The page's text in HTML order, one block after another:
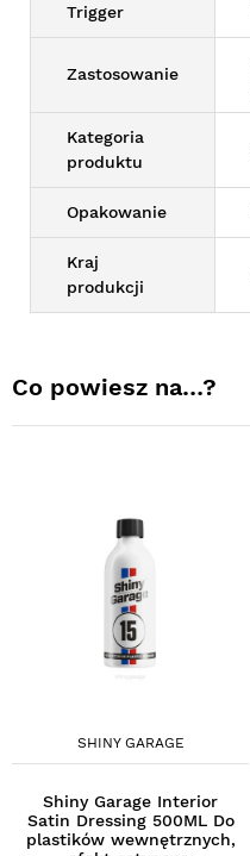
Trigger
Zastosowanie
Kategoria
produktu
Opakowanie
Kraj
produkcji
Co powiesz na…?
SHINY GARAGE
Shiny Garage Interior
Satin Dressing 500ML Do
plastików wewnętrznych,